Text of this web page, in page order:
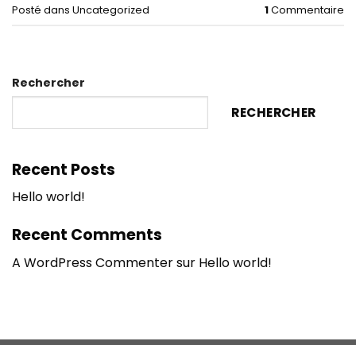
Posté dans Uncategorized 1Commentaire
Rechercher
RECHERCHER
Recent Posts
Hello world!
Recent Comments
A WordPress Commentersur Hello world!